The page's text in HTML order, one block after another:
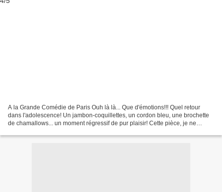
A la Grande Comédie de Paris Ouh là là... Que d'émotions!!! Quel retour
dans l'adolescence! Un jambon-coquillettes, un cordon bleu, une brochette
de chamallows... un moment régressif de pur plaisir! Cette pièce, je ne